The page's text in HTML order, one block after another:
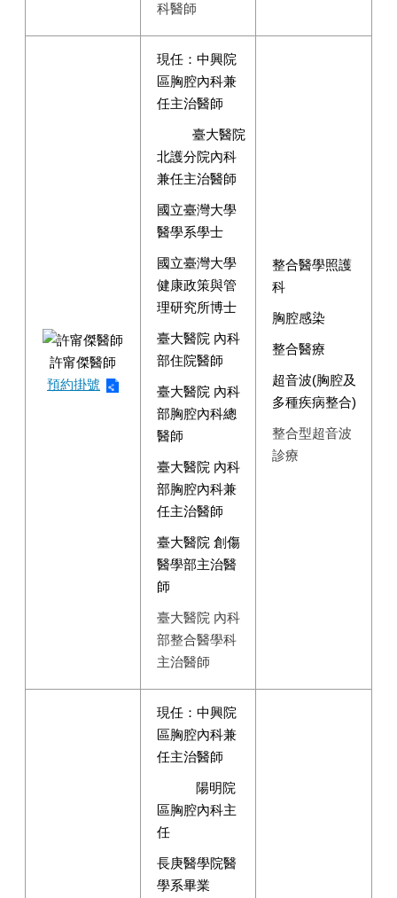
科醫師
許甯傑醫師
預約掛號
現任：中興院
區胸腔內科兼
任主治醫師
臺大醫院
北護分院內科
兼任主治醫師
國立臺灣大學
醫學系學士
國立臺灣大學
健康政策與管
理研究所博士
臺大醫院 內科
部住院醫師
臺大醫院 內科
部胸腔內科總
醫師
臺大醫院 內科
部胸腔內科兼
任主治醫師
臺大醫院 創傷
醫學部主治醫
師
臺大醫院 內科
部整合醫學科
主治醫師
整合醫學照護
科
胸腔感染
整合醫療
超音波(胸腔及
多種疾病整合)
整合型超音波
診療
現任：中興院
區胸腔內科兼
任主治醫師
陽明院
區胸腔內科主
任
長庚醫學院醫
學系畢業